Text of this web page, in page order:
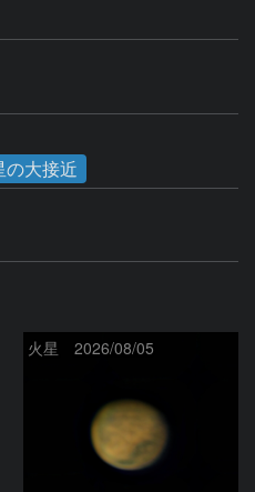
の大接近
火星 2026/08/05